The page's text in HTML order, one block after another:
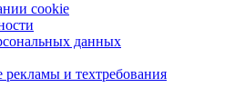
cookie
данных
и техтребования